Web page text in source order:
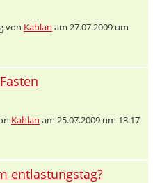
von Kahlan am 27.07.2009 um
Kahlan am 25.07.2009 um 13:17
entlastungstag?